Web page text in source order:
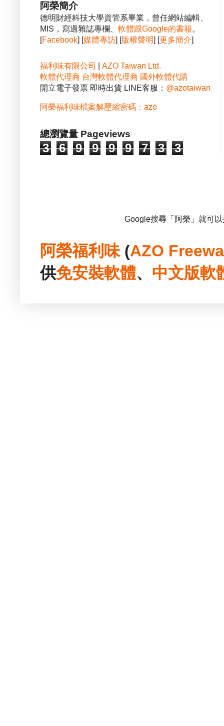
阿榮簡介
德明財經科技大學資管系畢業，曾任網站編輯、
MIS，寫過雜誌專欄、 軟體跟Google的書籍。
[Facebook] [媒體專訪] [版權聲明] [更多簡介]
福利味有限公司
AZO Taiwan Ltd.
軟體代理商 台灣軟體代理商 國外軟體代購
開立電子發票 即時出貨 LINE客服： @azotaiwan
阿榮福利味檔案解壓縮密碼：azo
總瀏覽量 Pageviews
3 6 9 9 9 9 7 3 3
Google搜尋「阿榮」就可
阿榮福利味(AZO
供免安裝軟體、 中文版軟